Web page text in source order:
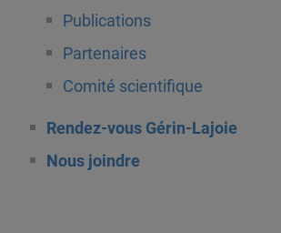
Publications
Partenaires
Comité scientifique
Rendez-vous Gérin-Lajoie
Nous joindre